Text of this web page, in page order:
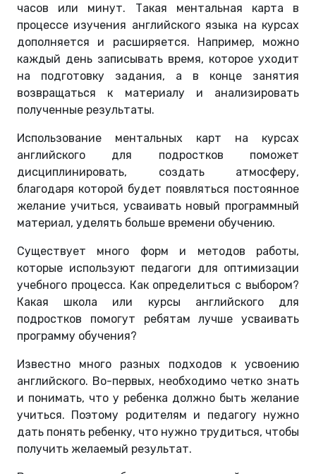
часов или минут. Такая ментальная карта в
процессе изучения английского языка на курсах
дополняется и расширяется. Например, можно
каждый день записывать время, которое уходит
на подготовку задания, а в конце занятия
возвращаться к материалу и анализировать
полученные результаты.
Использование ментальных карт на курсах
английского для подростков поможет
дисциплинировать, создать атмосферу,
благодаря которой будет появляться постоянное
желание учиться, усваивать новый программный
материал, уделять больше времени обучению.
Существует много форм и методов работы,
которые используют педагоги для оптимизации
учебного процесса. Как определиться с выбором?
Какая школа или курсы английского для
подростков помогут ребятам лучше усваивать
программу обучения?
Известно много разных подходов к усвоению
английского. Во-первых, необходимо четко знать
и понимать, что у ребенка должно быть желание
учиться. Поэтому родителям и педагогу нужно
дать понять ребенку, что нужно трудиться, чтобы
получить желаемый результат.